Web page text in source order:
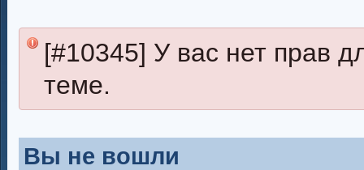
[#10345] У вас нет прав
теме.
Вы не вошли